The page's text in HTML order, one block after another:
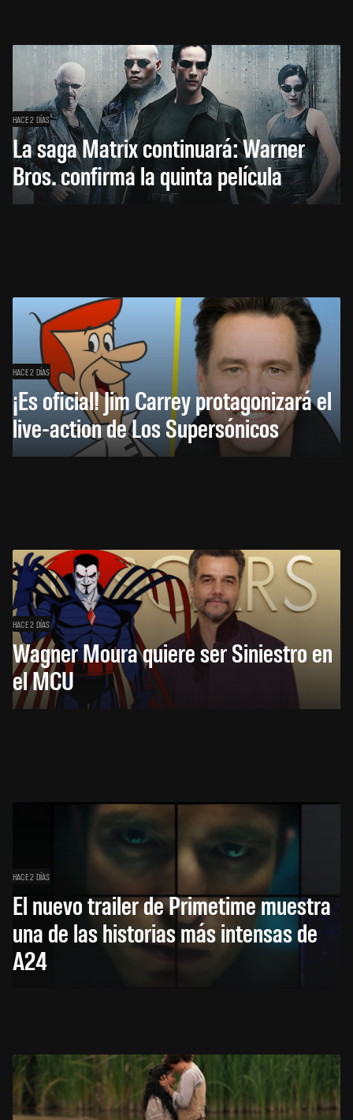
HACE 2 DÍAS
La saga Matrix continuará: Warner
Bros. confirma la quinta película
HACE 2 DÍAS
¡Es oficial! Jim Carrey protagonizará el
live-action de Los Supersónicos
HACE 2 DÍAS
Wagner Moura quiere ser Siniestro en
el MCU
HACE 2 DÍAS
El nuevo trailer de Primetime muestra
una de las historias más intensas de
A24